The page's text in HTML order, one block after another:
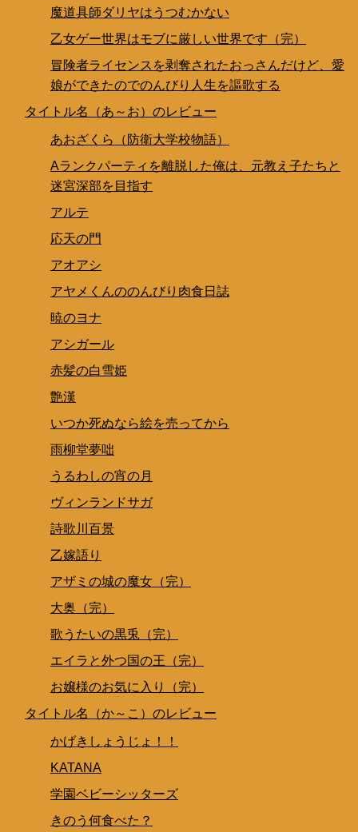
魔道具師ダリヤはうつむかない
乙女ゲー世界はモブに厳しい世界です（完）
冒険者ライセンスを剥奪されたおっさんだけど、愛
娘ができたのでのんびり人生を謳歌する
タイトル名（あ～お）のレビュー
あおざくら（防衛大学校物語）
Aランクパーティを離脱した俺は、元教え子たちと
迷宮深部を目指す
アルテ
応天の門
アオアシ
アヤメくんののんびり肉食日誌
暁のヨナ
アシガール
赤髪の白雪姫
艶漢
いつか死ぬなら絵を売ってから
雨柳堂夢咄
うるわしの宵の月
ヴィンランドサガ
詩歌川百景
乙嫁語り
アザミの城の魔女（完）
大奥（完）
歌うたいの黒兎（完）
エイラと外つ国の王（完）
お嬢様のお気に入り（完）
タイトル名（か～こ）のレビュー
かげきしょうじょ！！
KATANA
学園ベビーシッターズ
きのう何食べた？